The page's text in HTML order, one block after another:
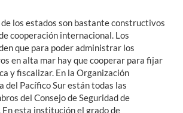
los estados son bastante constructivos
cooperación internacional. Los
que para poder administrar los
en alta mar hay que cooperar para fijar
y fiscalizar. En la Organización
del Pacífico Sur están todas las
del Consejo de Seguridad de
En esta institución el grado de